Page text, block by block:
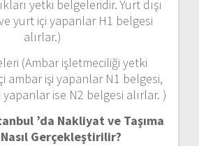
yetki belgeleridir. Yurt dışı
yurt içi yapanlar H1 belgesi
alırlar.)
(Ambar işletmeciliği yetki
ambar işi yapanlar N1 belgesi,
ise N2 belgesi alırlar. )
’da Nakliyat ve Taşıma
Gerçekleştirilir?